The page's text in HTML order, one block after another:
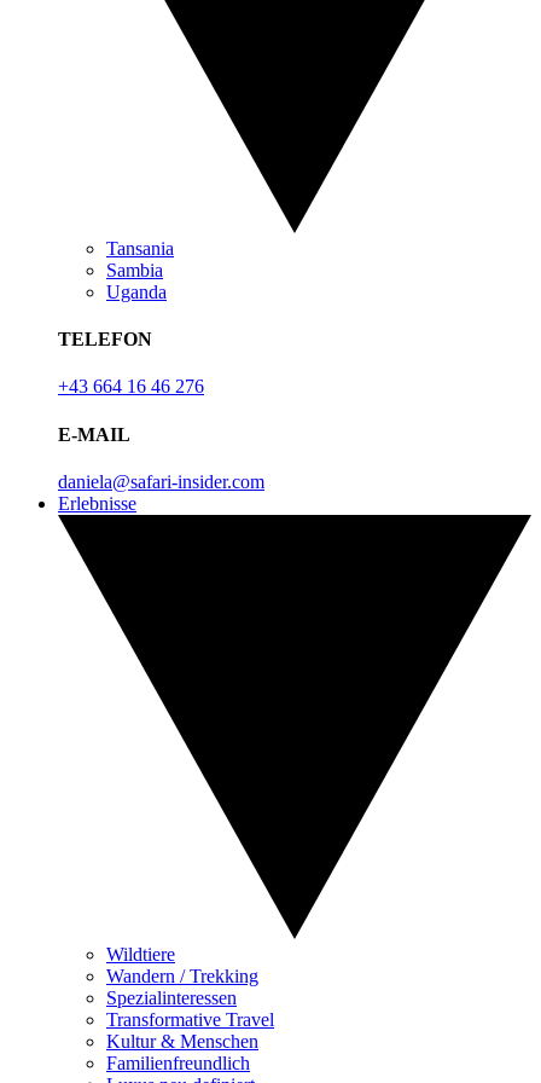
Tansania
Sambia
Uganda
TELEFON
+43 664 16 46 276
E-MAIL
daniela@safari-insider.com
Erlebnisse
Wildtiere
Wandern / Trekking
Spezialinteressen
Transformative Travel
Kultur & Menschen
Familienfreundlich